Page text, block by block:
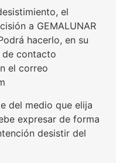
el
a GEMALUNAR
hacerlo, en su
de contacto
el correo
del medio que elija
expresar de forma
desistir del